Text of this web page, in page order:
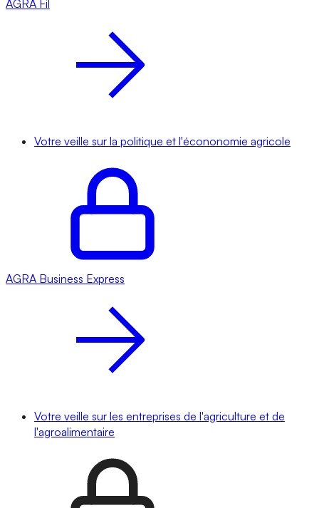
AGRA Fil
Votre veille sur la politique et l'écononomie agricole
AGRA Business Express
Votre veille sur les entreprises de l'agriculture et de
l'agroalimentaire